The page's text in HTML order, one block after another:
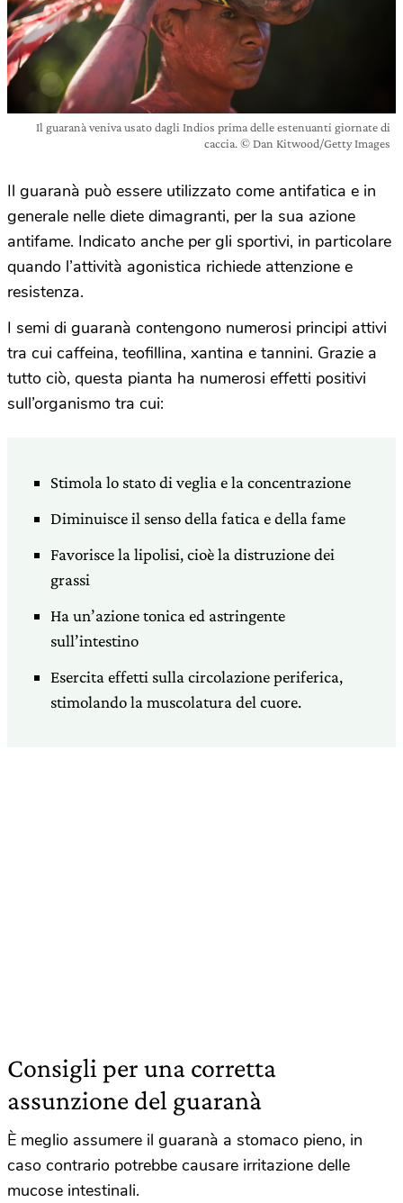
Il guaranà veniva usato dagli Indios prima delle estenuanti giornate di
caccia. © Dan Kitwood/Getty Images
Il guaranà può essere utilizzato come antifatica e in
generale nelle diete dimagranti, per la sua azione
antifame. Indicato anche per gli sportivi, in particolare
quando l’attività agonistica richiede attenzione e
resistenza.
I semi di guaranà contengono numerosi principi attivi
tra cui caffeina, teofillina, xantina e tannini. Grazie a
tutto ciò, questa pianta ha numerosi effetti positivi
sull’organismo tra cui:
Stimola lo stato di veglia e la concentrazione
Diminuisce il senso della fatica e della fame
Favorisce la lipolisi, cioè la distruzione dei
grassi
Ha un’azione tonica ed astringente
sull’intestino
Esercita effetti sulla circolazione periferica,
stimolando la muscolatura del cuore.
Consigli per una corretta
assunzione del guaranà
È meglio assumere il guaranà a stomaco pieno, in
caso contrario potrebbe causare irritazione delle
mucose intestinali.